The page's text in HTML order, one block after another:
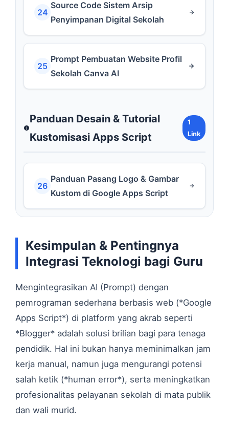
24
Source Code Sistem Arsip
Penyimpanan Digital Sekolah
25
Prompt Pembuatan Website Profil
Sekolah Canva AI
Panduan Desain & Tutorial
Kustomisasi Apps Script
1
Link
26
Panduan Pasang Logo & Gambar
Kustom di Google Apps Script
Kesimpulan & Pentingnya
Integrasi Teknologi bagi Guru
Mengintegrasikan AI (Prompt) dengan
pemrograman sederhana berbasis web (*Google
Apps Script*) di platform yang akrab seperti
*Blogger* adalah solusi brilian bagi para tenaga
pendidik. Hal ini bukan hanya meminimalkan jam
kerja manual, namun juga mengurangi potensi
salah ketik (*human error*), serta meningkatkan
profesionalitas pelayanan sekolah di mata publik
dan wali murid.